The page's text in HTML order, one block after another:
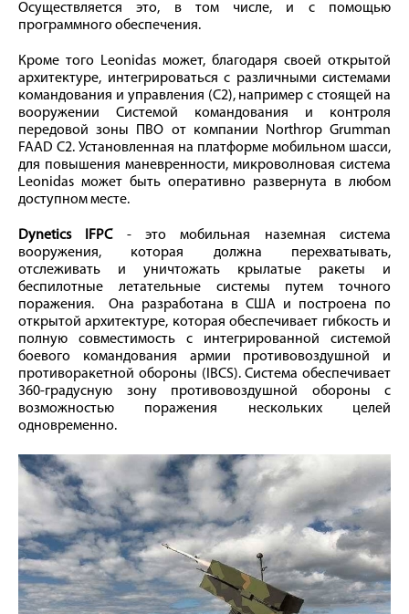
Осуществляется это, в том числе, и с помощью
программного обеспечения.
Кроме того Leonidas может, благодаря своей открытой
архитектуре, интегрироваться с различными системами
командования и управления (C2), например с стоящей на
вооружении Системой командования и контроля
передовой зоны ПВО от компании Northrop Grumman
FAAD C2. Установленная на платформе мобильном шасси,
для повышения маневренности, микроволновая система
Leonidas может быть оперативно развернута в любом
доступном месте.
Dynetics IFPC- это мобильная наземная система
вооружения, которая должна перехватывать,
отслеживать и уничтожать крылатые ракеты и
беспилотные летательные системы путем точного
поражения. Она разработана в США и построена по
открытой архитектуре, которая обеспечивает гибкость и
полную совместимость с интегрированной системой
боевого командования армии противовоздушной и
противоракетной обороны (IBCS). Система обеспечивает
360-градусную зону противовоздушной обороны с
возможностью поражения нескольких целей
одновременно.